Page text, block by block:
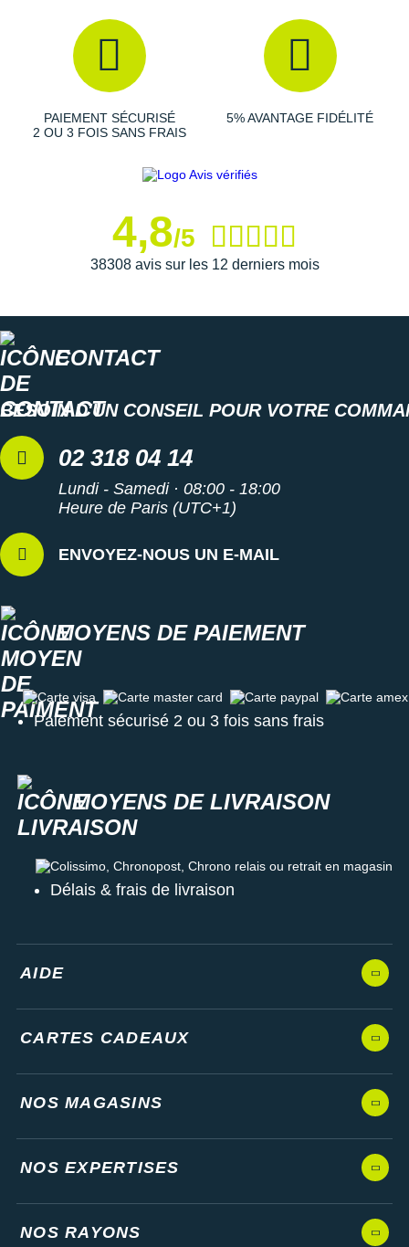
Empeigne (partie supérieure qui enveloppe votre
pied)
: Légère et flexible, sa construction ergonomique en
tricot vous offre une sensation de
confortdès l'enfilage.
Ses zones de tricotage ciblées apportent un parfait
moulé au talon renforce le
maintien.
bonnes performances sur différentes surfaces, qu'elles
soient sèches ou mouillées. Ses propriétés permettent
aux runneurs d'avoir unemeilleure tractionet plus de
Semelle intérieure amovible
Poids constaté chez i-Run : 263g en taille 42
Les autres produitsadidas
PAIEMENT SÉCURISÉ
2 OU 3 FOIS SANS FRAIS
5% AVANTAGE FIDÉLITÉ
4,8/5
38308 avis sur les 12 derniers mois
CONTACT
BESOIN D'UN CONSEIL POUR VOTRE
02 318 04 14
Lundi - Samedi · 08:00 - 18:00
Heure de Paris (UTC+1)
ENVOYEZ-NOUS UN E-MAIL
MOYENS DE PAIEMENT
Carte visa Carte master card Carte paypal Carte amex
Paiement sécurisé 2 ou 3 fois sans frais
MOYENS DE LIVRAISON
Colissimo, Chronopost, Chrono relais ou retrait en magasin
Délais & frais de livraison
AIDE
CARTES CADEAUX
NOS MAGASINS
NOS EXPERTISES
NOS RAYONS